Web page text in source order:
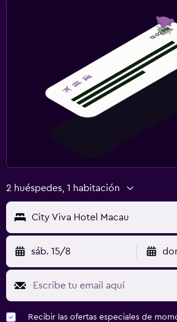
2 huéspedes, 1 habitación
City Viva Hotel Macau
sáb. 15/8
Recibir las ofertas especiales de